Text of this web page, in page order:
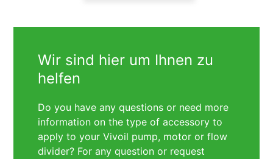
Wir sind hier um Ihnen zu
helfen
Do you have any questions or need more
information on the type of accessory to
apply to your Vivoil pump, motor or flow
divider? For any question or request